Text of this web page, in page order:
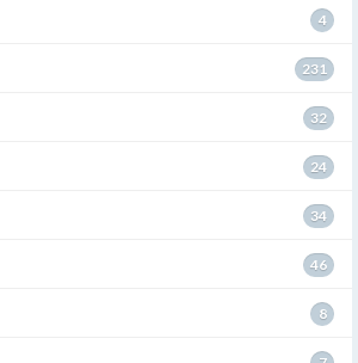
4
231
32
24
34
46
8